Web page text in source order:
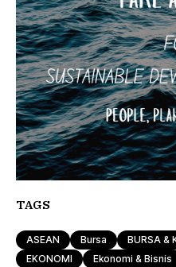
TAGS
ASEAN Bursa BURSA &
EKONOMI
Ekonomi & Bisnis